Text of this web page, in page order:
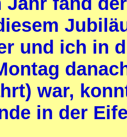
und ich in
war,
in der